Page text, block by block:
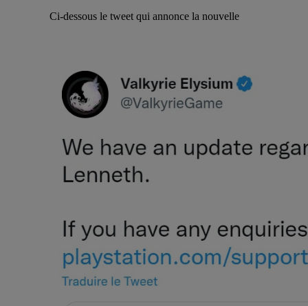
Ci-dessous le tweet qui annonce la nouvelle